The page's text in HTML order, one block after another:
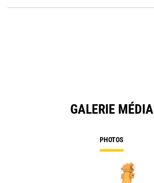
GALERIE MÉDIA
PHOTOS